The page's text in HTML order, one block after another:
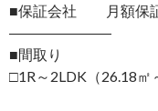
■保証会社 月額保証
―――――――
■間取り
□1R～2LDK（26.18㎡